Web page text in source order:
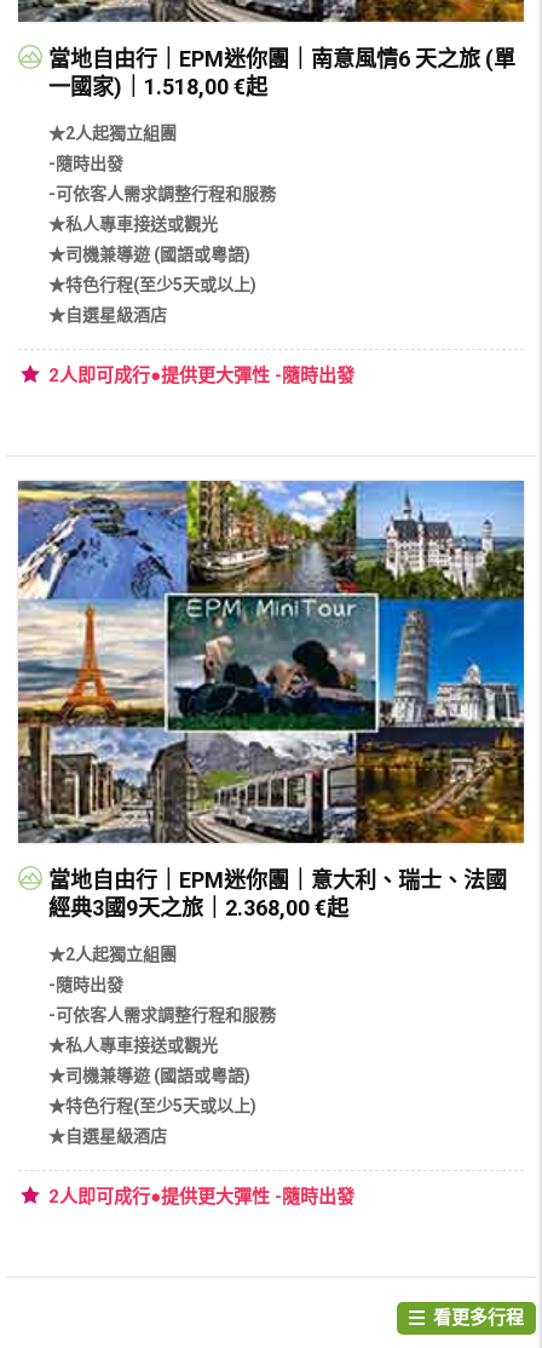
當地自由行｜EPM迷你團｜南意風情6 天之旅 (單
一國家)｜1.518,00 €起
★2人起獨立組團
-隨時出發
-可依客人需求調整行程和服務
★私人專車接送或觀光
★司機兼導遊 (國語或粵語)
★特色行程(至少5天或以上)
★自選星級酒店
2人即可成行●提供更大彈性 -隨時出發
當地自由行｜EPM迷你團｜意大利、瑞士、法國
經典3國9天之旅｜2.368,00 €起
★2人起獨立組團
-隨時出發
-可依客人需求調整行程和服務
★私人專車接送或觀光
★司機兼導遊 (國語或粵語)
★特色行程(至少5天或以上)
★自選星級酒店
2人即可成行●提供更大彈性 -隨時出發
看更多行程